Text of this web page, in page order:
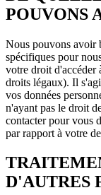
POUVONS
Nous pouvons avoir
spécifiques pour
votre droit d'accéder
droits légaux). Il
vos données
n'ayant pas le droit
contacter pour vous
par rapport à votre
D'AUTRES